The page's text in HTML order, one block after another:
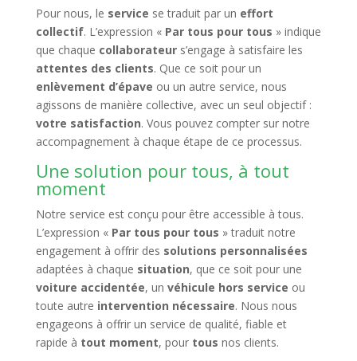
Pour nous, le service se traduit par un effort
collectif. L’expression « Par tous pour tous » indique
que chaque collaborateurs’engage à satisfaire les
attentes des clients. Que ce soit pour un
enlèvement d’épave ou un autre service, nous
agissons de manière collective, avec un seul objectif :
votre satisfaction. Vous pouvez compter sur notre
accompagnement à chaque étape de ce processus.
Une solution pour tous, à tout
moment
Notre service est conçu pour être accessible à tous.
L’expression « Par tous pour tous » traduit notre
engagement à offrir des solutions personnalisées
adaptées à chaque situation, que ce soit pour une
voiture accidentée, un véhicule hors service ou
toute autre intervention nécessaire. Nous nous
engageons à offrir un service de qualité, fiable et
rapide à tout moment, pour tous nos clients.